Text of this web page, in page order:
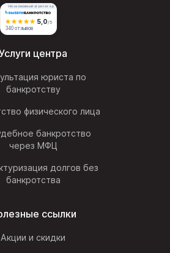
Независимый агрегатор
5,0/5
340 отзывов
центра
юриста по
банкротству
физического лица
банкротство
через МФЦ
долгов без
банкротства
ссылки
Акции и скидки